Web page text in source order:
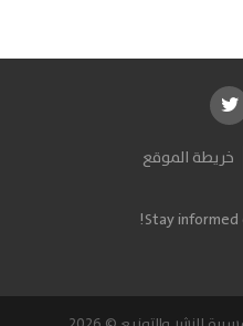
خريطة الموقع
Stay informed